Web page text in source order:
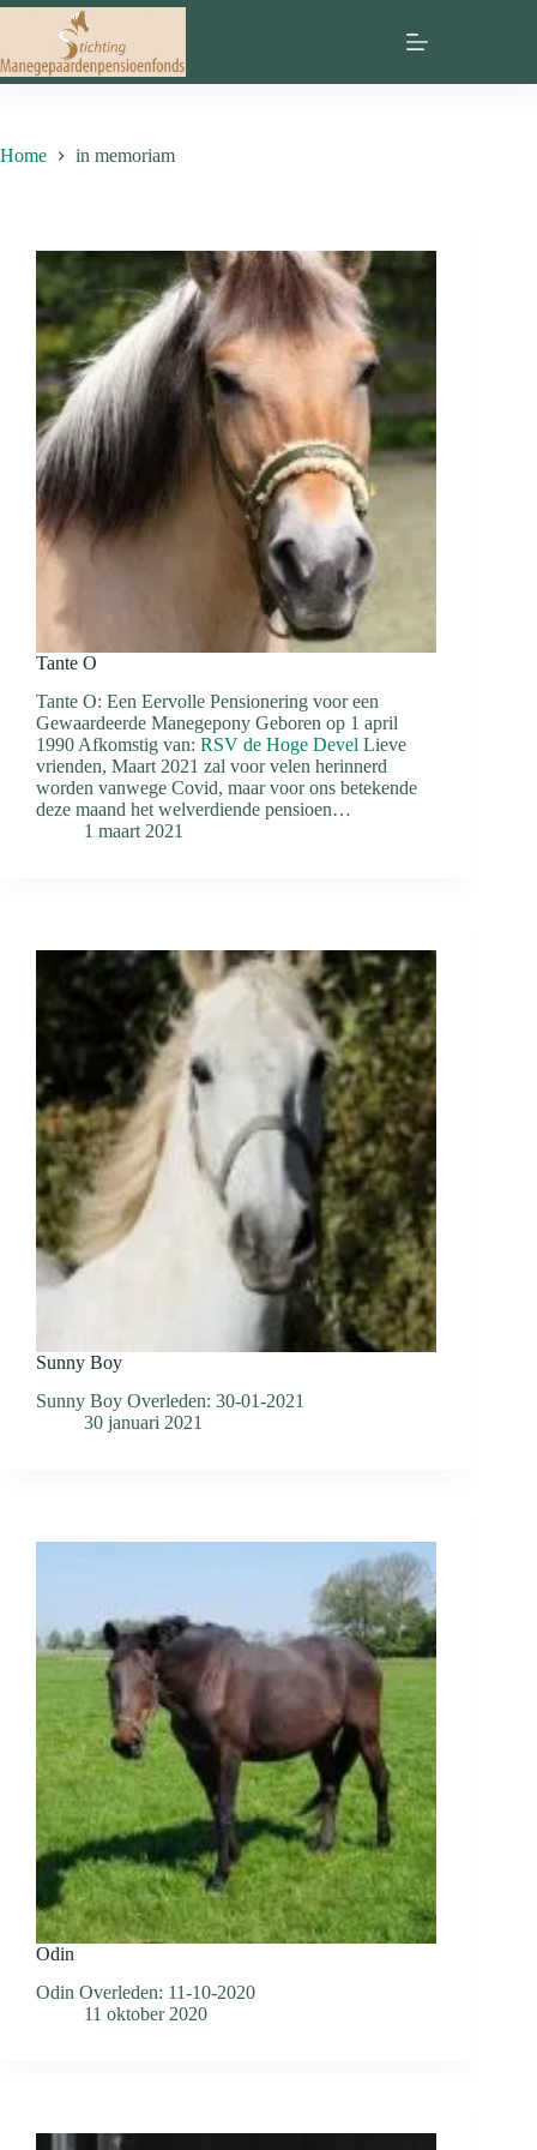
Ga
inhoud
Home in memoriam
Tante O
Tante O: Een Eervolle Pensionering voor een
Gewaardeerde Manegepony Geboren op 1 april
1990 Afkomstig van: RSV de Hoge Devel Lieve
vrienden, Maart 2021 zal voor velen herinnerd
worden vanwege Covid, maar voor ons betekende
deze maand het welverdiende pensioen…
1 maart 2021
Sunny Boy
Sunny Boy Overleden: 30-01-2021
30 januari 2021
Odin
Odin Overleden: 11-10-2020
11 oktober 2020